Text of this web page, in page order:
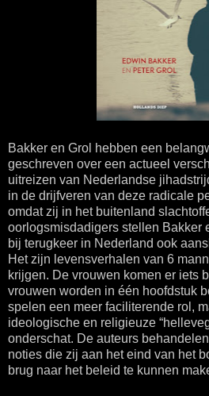
Bakker en Grol hebben een
geschreven over een actueel
uitreizen van Nederlandse
in de drijfveren van deze radicale
omdat zij in het buitenland
oorlogsmisdadigers stellen Bakker
bij terugkeer in Nederland ook
Het zijn levensverhalen van 6
krijgen. De vrouwen komen er iets
vrouwen worden in één hoofdstuk
spelen een meer faciliterende rol,
ideologische en religieuze
onderschat. De auteurs
noties die zij aan het eind van het
brug naar het beleid te kunnen